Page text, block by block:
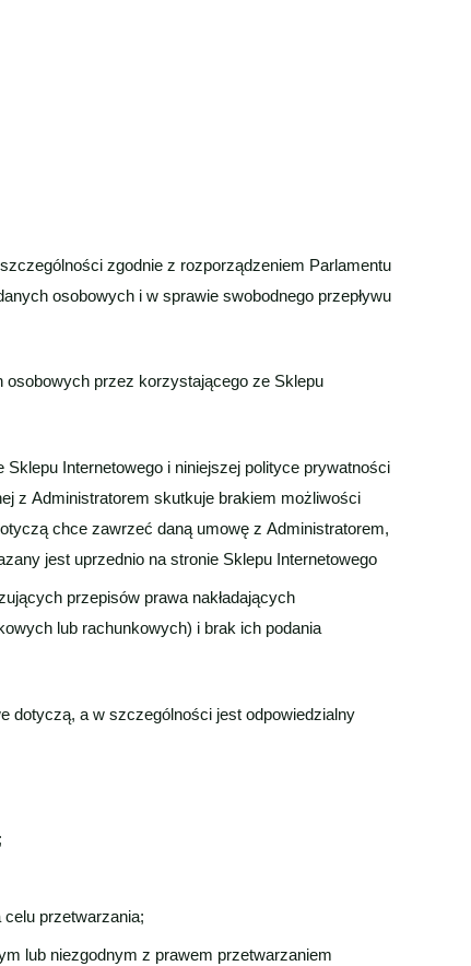
zgodnie z rozporządzeniem Parlamentu
osobowych i w sprawie swobodnego przepływu
osobowych przez korzystającego ze Sklepu
Internetowego i niniejszej polityce prywatności
z Administratorem skutkuje brakiem możliwości
chce zawrzeć daną umowę z Administratorem,
jest uprzednio na stronie Sklepu Internetowego
przepisów prawa nakładających
lub rachunkowych) i brak ich podania
dotyczą, a w szczególności jest odpowiedzialny
przetwarzania;
lub niezgodnym z prawem przetwarzaniem